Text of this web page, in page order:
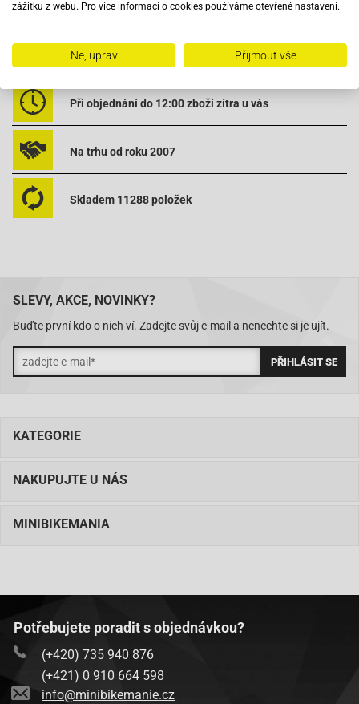
Vybavený servis s odborným vyškoleným personálem
Při objednání do 12:00 zboží zítra u vás
Na trhu od roku 2007
Skladem 11288 položek
SLEVY, AKCE, NOVINKY?
Buďte první kdo o nich ví. Zadejte svůj e-mail a nenechte si je ujít.
KATEGORIE
NAKUPUJTE U NÁS
MINIBIKEMANIA
Potřebujete poradit s objednávkou?
(+420) 735 940 876
(+421) 0 910 664 598
info@minibikemanie.cz
zážitku z webu. Pro více informací o cookies používáme otevřené nastavení.
Ne, uprav Přijmout vše